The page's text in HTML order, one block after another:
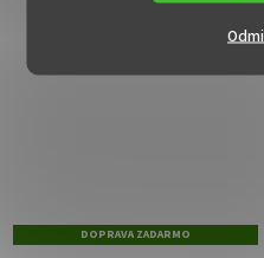
DOPRAVA ZADARMO